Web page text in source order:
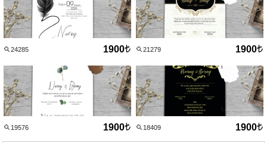
24285 1900 21279 1900
19576 1900 18409 1900